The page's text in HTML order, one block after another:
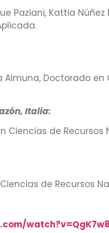
Paziani, Kattia
Doctorado en
Italia:
Ciencias de Recursos
de Recursos